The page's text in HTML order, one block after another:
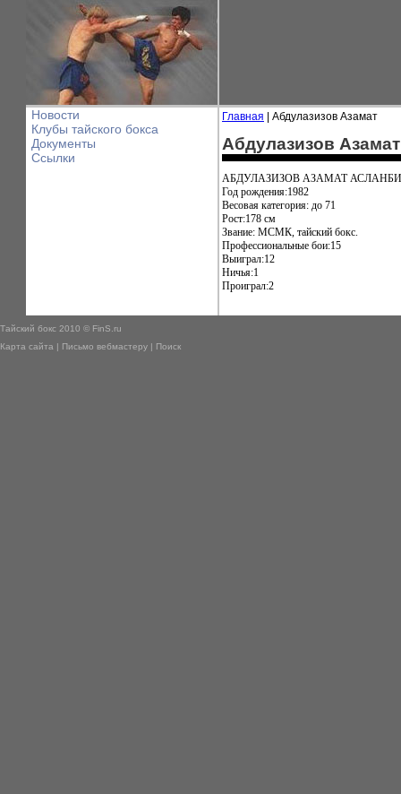
Новости
Клубы тайского бокса
Документы
Ссылки
Главная | Абдулазизов Азамат
Абдулазизов Азамат
АБДУЛАЗИЗОВ АЗАМАТ
Год рождения:1982
Весовая категория: до 71
Рост:178 см
Звание: МСМК, тайский бокс.
Профессиональные бои:15
Выиграл:12
Ничья:1
Проиграл:2
Тайский бокс 2010 © FinS.ru
Карта сайта | Письмо вебмастеру | Поиск